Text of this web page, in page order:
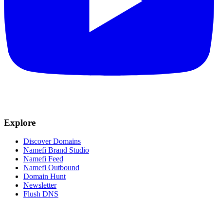
Explore
Discover Domains
Namefi Brand Studio
Namefi Feed
Namefi Outbound
Domain Hunt
Newsletter
Flush DNS